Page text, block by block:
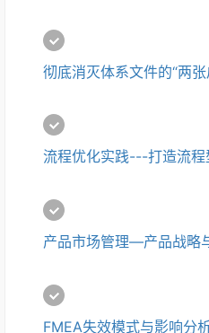
彻底消灭体系文件的“两
产品市场管理―产品战略